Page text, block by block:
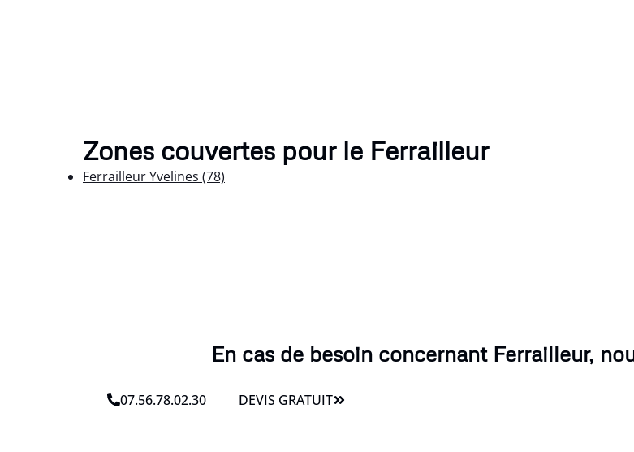
Zones couvertes pour le Ferrailleur
Ferrailleur Yvelines (78)
En cas de besoin concernant Ferrailleur,
07.56.78.02.30 DEVIS GRATUIT